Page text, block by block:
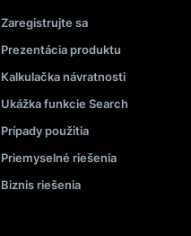
Zaregistrujte sa
Prezentácia produktu
Kalkulačka návratnosti
Ukážka funkcie Search
Prípady použitia
Priemyselné riešenia
Biznis riešenia